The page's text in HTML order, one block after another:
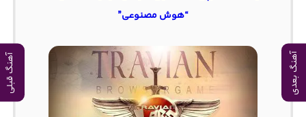
آهنگ بعدی آهنگ قبلی
“هوش مصنوعی”